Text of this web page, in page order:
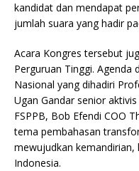
kandidat dan mendapat
jumlah suara yang hadir
Acara Kongres tersebut
Perguruan Tinggi. Agenda
Nasional yang dihadiri
Ugan Gandar senior
FSPPB, Bob Efendi COO
tema pembahasan
mewujudkan kemandirian,
Indonesia.